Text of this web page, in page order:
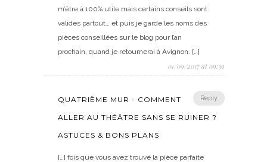
m’être à 100% utile mais certains conseils sont
valides partout… et puis je garde les noms des
pièces conseillées sur le blog pour l’an
prochain, quand je retournerai à Avignon. […]
01/09/2017 at 09:39
Reply
QUATRIÈME MUR - COMMENT
ALLER AU THÉÂTRE SANS SE RUINER ?
ASTUCES & BONS PLANS
[…] fois que vous avez trouvé la pièce parfaite